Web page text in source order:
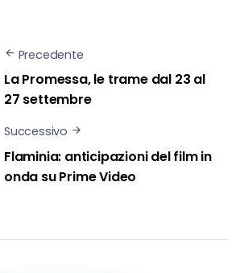
Precedente
La Promessa, le trame dal 23 al
27 settembre
Successivo
Flaminia: anticipazioni del film in
onda su Prime Video